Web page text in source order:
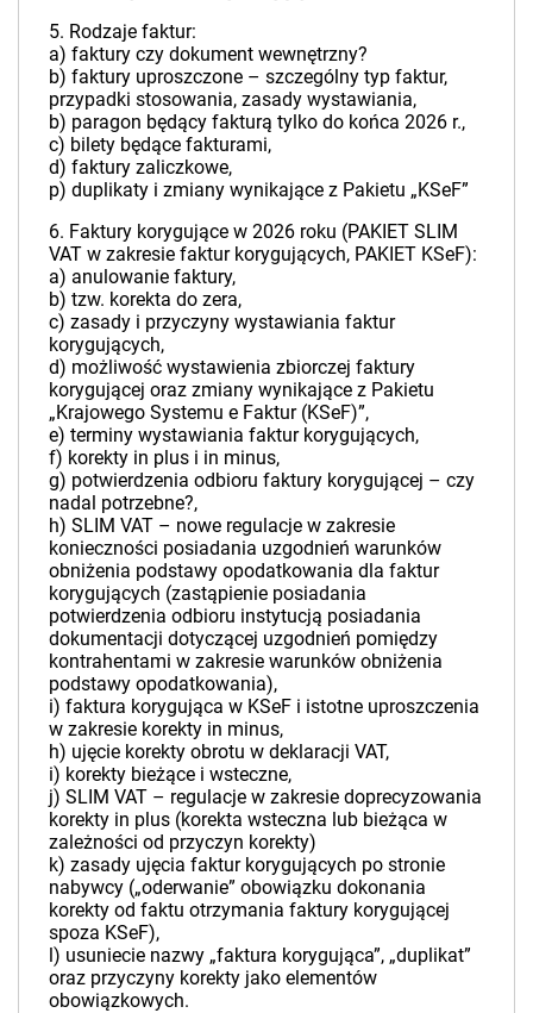
5. Rodzaje faktur:
a) faktury czy dokument wewnętrzny?
b) faktury uproszczone – szczególny typ faktur,
przypadki stosowania, zasady wystawiania,
b) paragon będący fakturą tylko do końca 2026 r.,
c) bilety będące fakturami,
d) faktury zaliczkowe,
p) duplikaty i zmiany wynikające z Pakietu „KSeF”
6. Faktury korygujące w 2026 roku (PAKIET SLIM
VAT w zakresie faktur korygujących, PAKIET KSeF):
a) anulowanie faktury,
b) tzw. korekta do zera,
c) zasady i przyczyny wystawiania faktur
korygujących,
d) możliwość wystawienia zbiorczej faktury
korygującej oraz zmiany wynikające z Pakietu
„Krajowego Systemu e Faktur (KSeF)”,
e) terminy wystawiania faktur korygujących,
f) korekty in plus i in minus,
g) potwierdzenia odbioru faktury korygującej – czy
nadal potrzebne?,
h) SLIM VAT – nowe regulacje w zakresie
konieczności posiadania uzgodnień warunków
obniżenia podstawy opodatkowania dla faktur
korygujących (zastąpienie posiadania
potwierdzenia odbioru instytucją posiadania
dokumentacji dotyczącej uzgodnień pomiędzy
kontrahentami w zakresie warunków obniżenia
podstawy opodatkowania),
i) faktura korygująca w KSeF i istotne uproszczenia
w zakresie korekty in minus,
h) ujęcie korekty obrotu w deklaracji VAT,
i) korekty bieżące i wsteczne,
j) SLIM VAT – regulacje w zakresie doprecyzowania
korekty in plus (korekta wsteczna lub bieżąca w
zależności od przyczyn korekty)
k) zasady ujęcia faktur korygujących po stronie
nabywcy („oderwanie” obowiązku dokonania
korekty od faktu otrzymania faktury korygującej
spoza KSeF),
l) usuniecie nazwy „faktura korygująca”, „duplikat”
oraz przyczyny korekty jako elementów
obowiązkowych.